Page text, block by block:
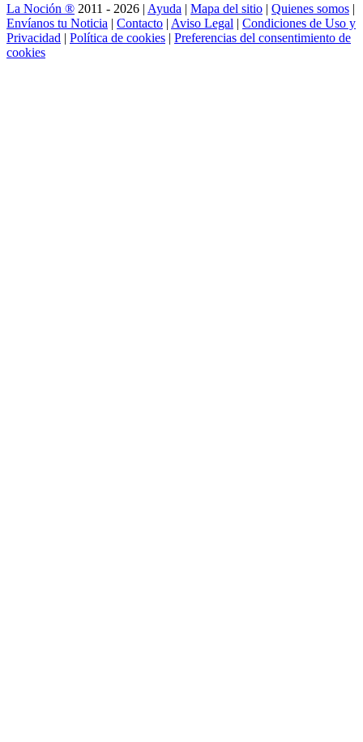
La Noción ® 2011 - 2026 | Ayuda | Mapa del sitio | Quienes somos |
Envíanos tu Noticia | Contacto | Aviso Legal | Condiciones de Uso y
Privacidad | Política de cookies | Preferencias del consentimiento de
cookies